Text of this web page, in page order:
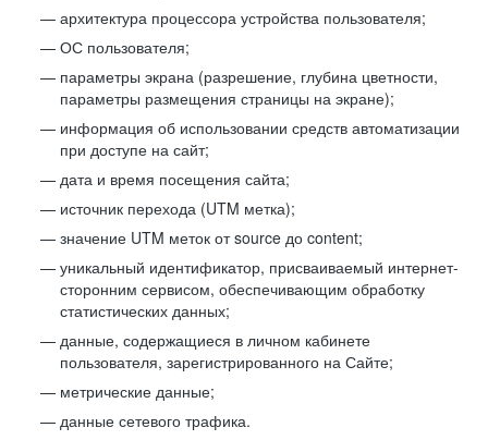
архитектура процессора устройства пользователя;
ОС пользователя;
параметры экрана (разрешение, глубина цветности,
параметры размещения страницы на экране);
информация об использовании средств автоматизации
при доступе на сайт;
дата и время посещения сайта;
источник перехода (UTM метка);
значение UTM меток от source до content;
уникальный идентификатор, присваиваемый интернет-
сторонним сервисом, обеспечивающим обработку
статистических данных;
данные, содержащиеся в личном кабинете
пользователя, зарегистрированного на Сайте;
метрические данные;
данные сетевого трафика.